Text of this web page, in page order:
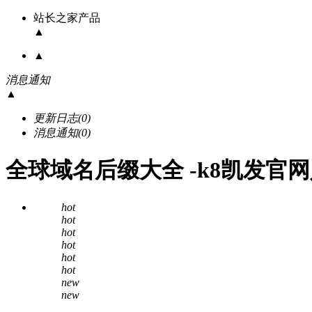
站长之家产品
▲
▲
消息通知
▲
更新日志(0)
消息通知(0)
全球域名后缀大全 -k8凯发官
hot
hot
hot
hot
hot
hot
new
new